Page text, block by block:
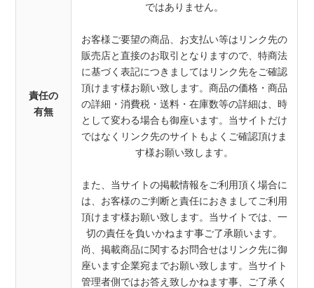
責任の
有無
ではありません。
お客様ご要望の商品、お支払い等はリンク先の
販売店と直接のお取引となりますので、特商法
に基づく表記につきましてはリンク先をご確認
頂けます様お願い致します。商品の価格・商品
の詳細・消費税・送料・在庫数等の詳細は、時
として変わる場合も御座います。当サイトだけ
ではなくリンク先のサイトもよくご確認頂けま
す様お願い致します。
また、当サイトの掲載情報をご利用頂く場合に
は、お客様のご判断と責任におきましてご利用
頂けます様お願い致します。当サイトでは、一
切の責任を負いかねます事ご了承願います。
尚、掲載商品に関するお問合せはリンク先に御
座います企業宛までお願い致します。当サイト
管理者側ではお答え致しかねます事、ご了承く